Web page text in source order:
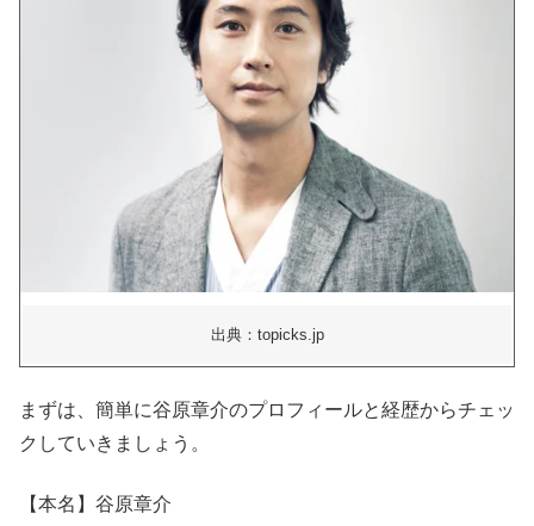
出典：topicks.jp
まずは、簡単に谷原章介のプロフィールと経歴からチェッ
クしていきましょう。
【本名】谷原章介